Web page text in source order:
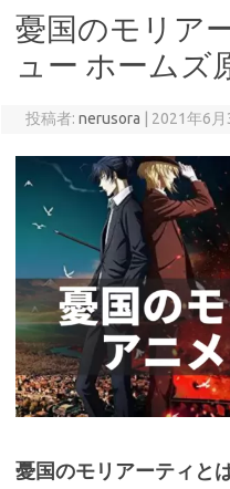
憂国のモリア
ュー ホームズ
投稿者: nerusora 2021年6月
憂国のモリアーティと